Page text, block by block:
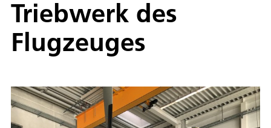
Triebwerk des
Flugzeuges